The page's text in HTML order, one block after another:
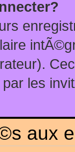
les
aux